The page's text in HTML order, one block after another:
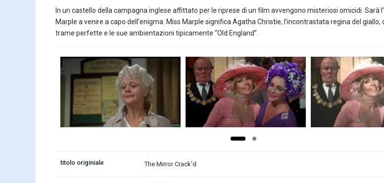
In un castello della campagna inglese affittato per le riprese di un film avvengono misteriosi omicidi. Sarà
Marple a venire a capo dell’enigma. Miss Marple significa Agatha Christie, l’incontrastata regina del giallo,
trame perfette e le sue ambientazioni tipicamente “Old England”.
titolo originiale The Mirror Crack'd